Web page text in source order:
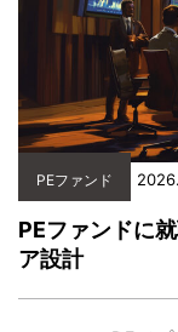
PEファンド
PEファンドに
ア設計